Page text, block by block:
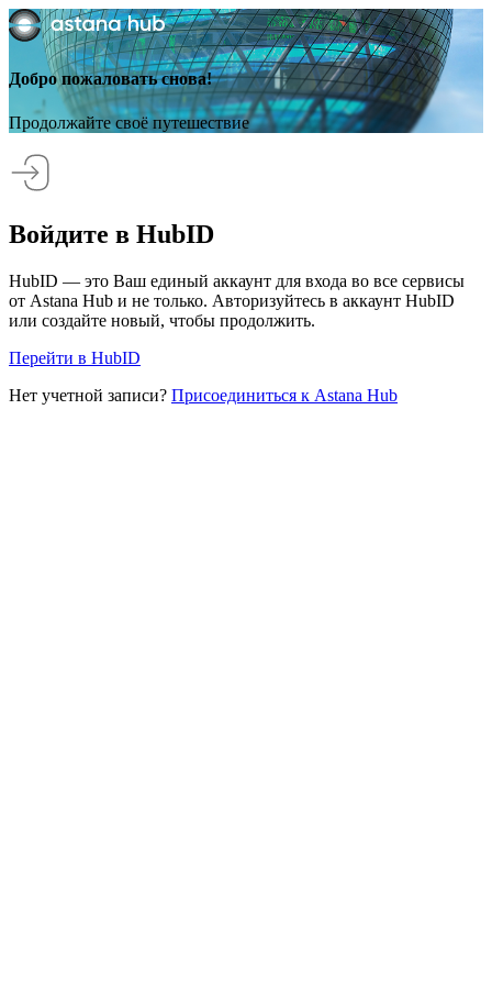
Добро пожаловать снова!
Продолжайте своё путешествие
Войдите в HubID
HubID — это Ваш единый аккаунт для входа во все сервисы
от Astana Hub и не только. Авторизуйтесь в аккаунт HubID
или создайте новый, чтобы продолжить.
Перейти в HubID
Нет учетной записи? Присоединиться к Astana Hub